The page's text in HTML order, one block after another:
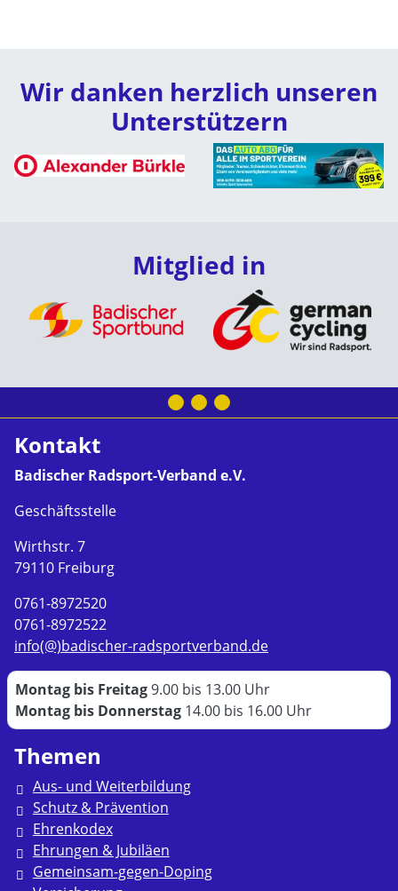
Wir danken herzlich unseren
Unterstützern
Mitglied in
Kontakt
Badischer Radsport-Verband e.V.
Geschäftsstelle
Wirthstr. 7
79110 Freiburg
0761-8972520
0761-8972522
info(@)badischer-radsportverband.de
Montag bis Freitag9.00 bis 13.00 Uhr
Montag bis Donnerstag 14.00 bis 16.00 Uhr
Themen
Aus- und Weiterbildung
Schutz & Prävention
Ehrenkodex
Ehrungen & Jubiläen
Gemeinsam-gegen-Doping